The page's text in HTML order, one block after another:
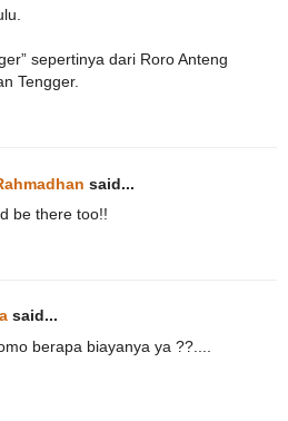
sepertinya dari Roro Anteng
Tengger.
said...
be there too!!
said...
berapa biayanya ya ??....